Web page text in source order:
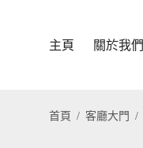
主頁 關於我們
首頁 / 客廳大門 /